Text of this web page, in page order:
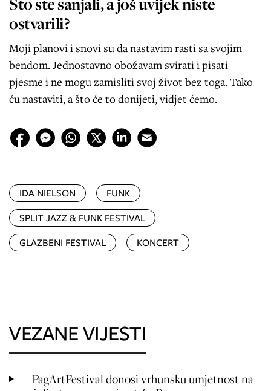
ostvarili?
Moji planovi i snovi su da nastavim rasti sa svojim
bendom. Jednostavno obožavam svirati i pisati
pjesme i ne mogu zamisliti svoj život bez toga. Tako
ću nastaviti, a što će to donijeti, vidjet ćemo.
IDA NIELSON
FUNK
SPLIT JAZZ & FUNK FESTIVAL
GLAZBENI FESTIVAL
KONCERT
VEZANE VIJESTI
PagArtFestival donosi vrhunsku umjetnost na